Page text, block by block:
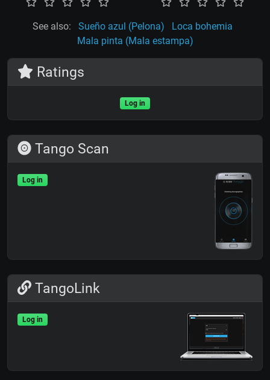
See also: Sueño azul (Pelona)
Loca bohemia
Mala pinta (Mala estampa)
Ratings
Log in
Tango Scan
Log in
TangoLink
Log in